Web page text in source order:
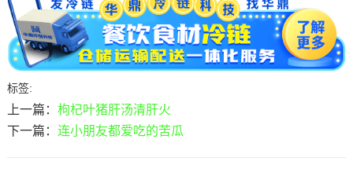
标签:
上一篇： 枸杞叶猪肝汤清肝火
下一篇： 连小朋友都爱吃的苦瓜